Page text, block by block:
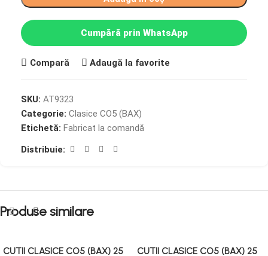
Cumpără prin WhatsApp
Compară Adaugă la favorite
SKU: AT9323
Categorie: Clasice CO5 (BAX)
Etichetă: Fabricat la comandă
Distribuie:
Produse similare
CUTII CLASICE CO5 (BAX) 25
CUTII CLASICE CO5 (BAX) 25